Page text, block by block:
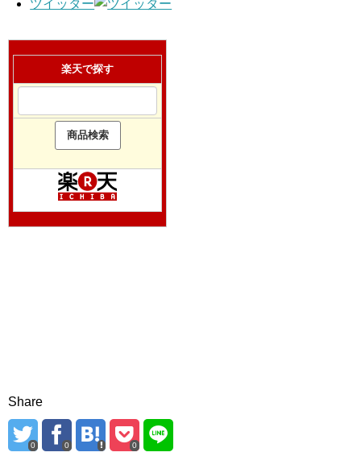
ツイッター
楽天で探す
Share
0 0 0